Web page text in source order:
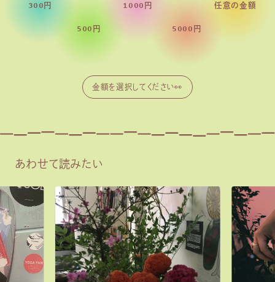
300円
500円
1000円
5000円
任意の金額
あわせて読みたい